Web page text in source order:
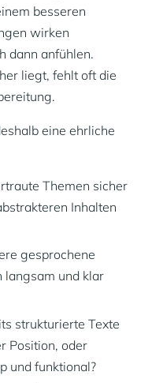
besseren
wirken
dann anfühlen.
liegt, fehlt oft die
eine ehrliche
Themen sicher
Inhalten
gesprochene
langsam und klar
strukturierte Texte
Position, oder
und funktional?